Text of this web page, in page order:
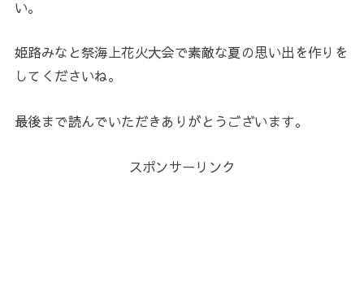
い。
姫路みなと祭海上花火大会で素敵な夏の思い出を作りを
してくださいね。
最後まで読んでいただきありがとうございます。
スポンサーリンク